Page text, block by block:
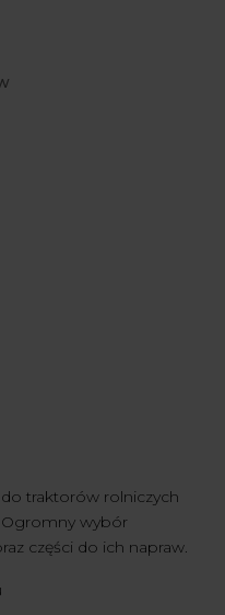
traktorów rolniczych
Ogromny wybór
części do ich napraw.